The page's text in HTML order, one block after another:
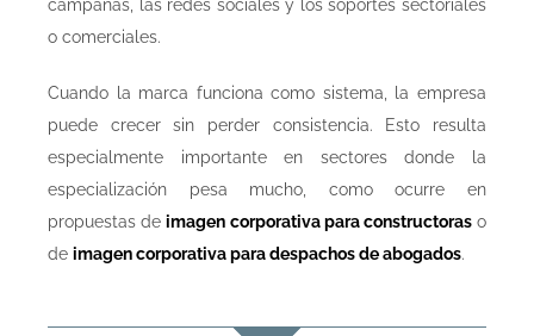
campañas, las redes sociales y los soportes sectoriales
o comerciales.
Cuando la marca funciona como sistema, la empresa
puede crecer sin perder consistencia. Esto resulta
especialmente importante en sectores donde la
especialización pesa mucho, como ocurre en
propuestas deimagen corporativa para constructoraso
de imagen corporativa para despachos de abogados.